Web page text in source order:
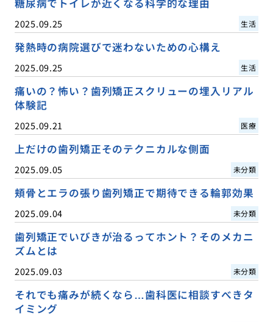
2025.09.25 生活
発熱時の病院選びで迷わないための心構え
2025.09.25 生活
痛いの？怖い？歯列矯正スクリューの埋入リアル
体験記
2025.09.21 医療
上だけの歯列矯正そのテクニカルな側面
2025.09.05 未分類
頬骨とエラの張り歯列矯正で期待できる輪郭効果
2025.09.04 未分類
歯列矯正でいびきが治るってホント？そのメカニ
ズムとは
2025.09.03 未分類
それでも痛みが続くなら…歯科医に相談すべきタ
イミング